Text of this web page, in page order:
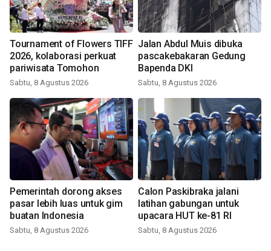
Tournament of Flowers TIFF
2026, kolaborasi perkuat
pariwisata Tomohon
Sabtu, 8 Agustus 2026
Jalan Abdul Muis dibuka
pascakebakaran Gedung
Bapenda DKI
Sabtu, 8 Agustus 2026
Pemerintah dorong akses
pasar lebih luas untuk gim
buatan Indonesia
Sabtu, 8 Agustus 2026
Calon Paskibraka jalani
latihan gabungan untuk
upacara HUT ke-81 RI
Sabtu, 8 Agustus 2026